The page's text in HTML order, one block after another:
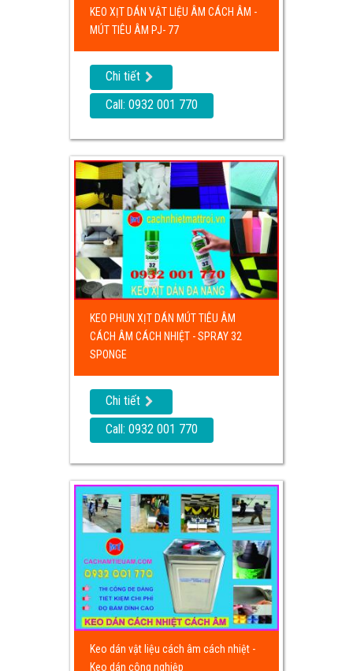
KEO XỊT DÁN VẬT LIỆU ÂM CÁCH ÂM -
MÚT TIÊU ÂM PJ- 77
Chi tiết
Call: 0932 001 770
KEO PHUN XỊT DÁN MÚT TIÊU ÂM
CÁCH ÂM CÁCH NHIỆT - SPRAY 32
SPONGE
Chi tiết
Call: 0932 001 770
Keo dán vật liệu cách âm cách nhiệt -
Keo dán công nghiệp